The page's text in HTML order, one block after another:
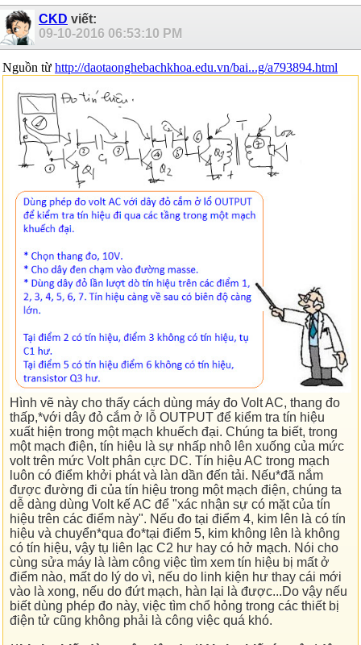
CKD viết:
09-10-2016 06:53:10 PM
Nguồn từ http://daotaonghebachkhoa.edu.vn/bai...g/a793894.html
Hình vẽ này cho thấy cách dùng máy đo Volt AC, thang đo
thấp,*với dây đỏ cắm ở lỗ OUTPUT để kiểm tra tín hiệu
xuất hiện trong một mạch khuếch đại. Chúng ta biết, trong
một mạch điện, tín hiệu là sự nhấp nhô lên xuống của mức
volt trên mức Volt phân cực DC. Tín hiệu AC trong mạch
luôn có điểm khởi phát và làn dần đến tải. Nếu*đã nắm
được đường đi của tín hiệu trong một mạch điện, chúng ta
dễ dàng dùng Volt kế AC để "xác nhận sự có mặt của tín
hiệu trên các điểm này". Nếu đo tại điểm 4, kim lên là có tín
hiệu và chuyển*qua đo*tại điểm 5, kim không lên là không
có tín hiệu, vậy tụ liên lạc C2 hư hay có hở mạch. Nói cho
cùng sửa máy là làm công việc tìm xem tín hiệu bị mất ở
điểm nào, mất do lý do vì, nếu do linh kiện hư thay cái mới
vào là xong, nếu do đứt mạch, hàn lại là được...Do vậy nếu
biết dùng phép đo này, việc tìm chổ hỏng trong các thiết bị
điện tử cũng không phải là công việc quá khó.